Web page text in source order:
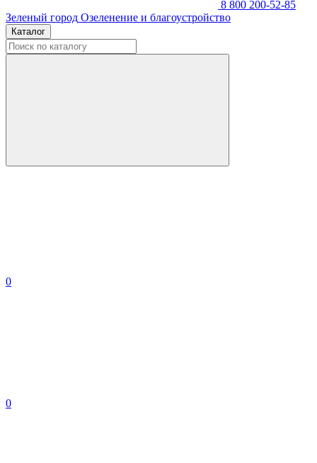
8 800 200-52-85
Зеленый город Озеленение и благоустройство
Каталог
0
0